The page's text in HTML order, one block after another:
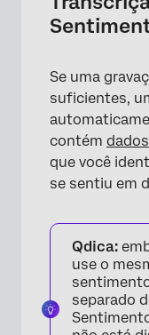
Se uma
suficientes,
contém
que você
se sentiu em
Qdica:
use o
separado